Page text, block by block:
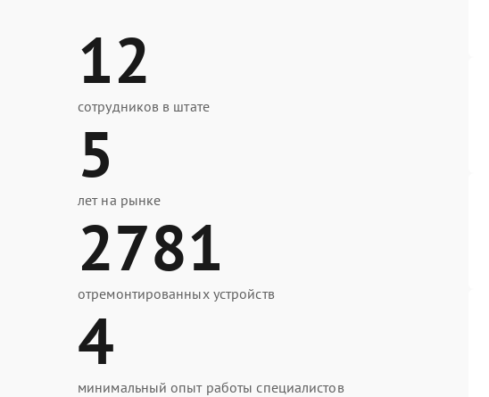
12
сотрудников в штате
5
лет на рынке
2781
отремонтированных устройств
4
минимальный опыт работы специалистов